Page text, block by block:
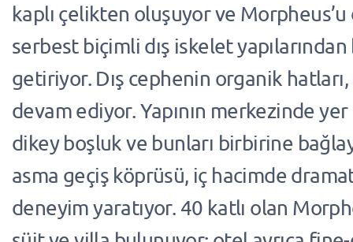
kaplı çelikten oluşuyor ve Morpheus’u
serbest biçimli dış iskelet
getiriyor. Dış cephenin organik
devam ediyor. Yapının merkezinde
dikey boşluk ve bunları birbirine
asma geçiş köprüsü, iç hacimde
deneyim yaratıyor. 40 katlı olan